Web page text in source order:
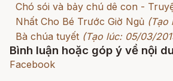
Chó sói và bảy chú dê con -
Nhất Cho Bé Trước Giờ Ngủ (Tạo
Bà chúa tuyết (Tạo lúc: 05/03/
Bình luận hoặc góp ý về nội
Facebook